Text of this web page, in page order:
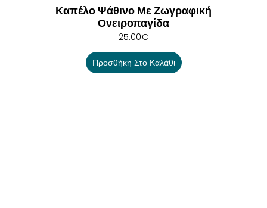
Καπέλο Ψάθινο Με Ζωγραφική
Ονειροπαγίδα
25.00€
Προσθήκη Στο Καλάθι